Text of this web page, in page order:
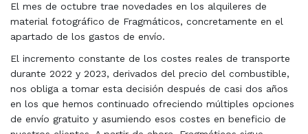
El mes de octubre trae novedades en los alquileres de
material fotográfico de Fragmáticos, concretamente en el
apartado de los gastos de envío.
El incremento constante de los costes reales de transporte
durante 2022 y 2023, derivados del precio del combustible,
nos obliga a tomar esta decisión después de casi dos años
en los que hemos continuado ofreciendo múltiples opciones
de envío gratuito y asumiendo esos costes en beneficio de